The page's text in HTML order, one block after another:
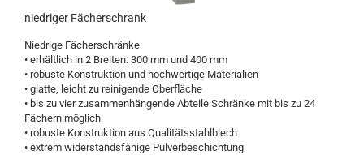
niedriger Fächerschrank
Niedrige Fächerschränke
• erhältlich in 2 Breiten: 300 mm und 400 mm
• robuste Konstruktion und hochwertige Materialien
• glatte, leicht zu reinigende Oberfläche
• bis zu vier zusammenhängende Abteile Schränke mit bis zu 24
Fächern möglich
• robuste Konstruktion aus Qualitätsstahlblech
• extrem widerstandsfähige Pulverbeschichtung